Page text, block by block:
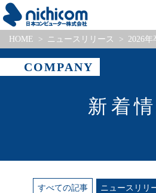
新着情報
会社情報
事業・サービス紹介
Pick Up Project
採用情報
HOME ニュースリリース 2026
COMPANY
新着
すべての記事 ニュース リリ